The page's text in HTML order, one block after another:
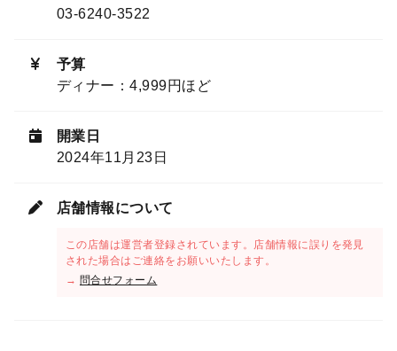
03-6240-3522
予算
ディナー：4,999円ほど
開業日
2024年11月23日
店舗情報について
この店舗は運営者登録されています。店舗情報に誤りを発見
された場合はご連絡をお願いいたします。
→ 問合せフォーム